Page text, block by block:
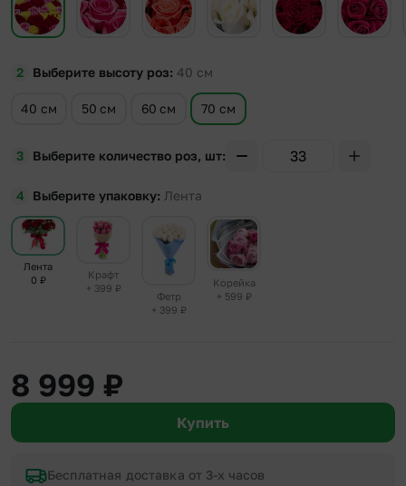
Выберите высоту роз 40 см
40 см 50 см 60 см 70 см
Выберите количество роз, шт
Выберите упаковку Лента
Лента
0 ₽
Крафт
+ 399 ₽
Фетр
+ 399 ₽
Корейка
+ 599 ₽
8 999 ₽
Купить
Бесплатная доставка от 3-х часов